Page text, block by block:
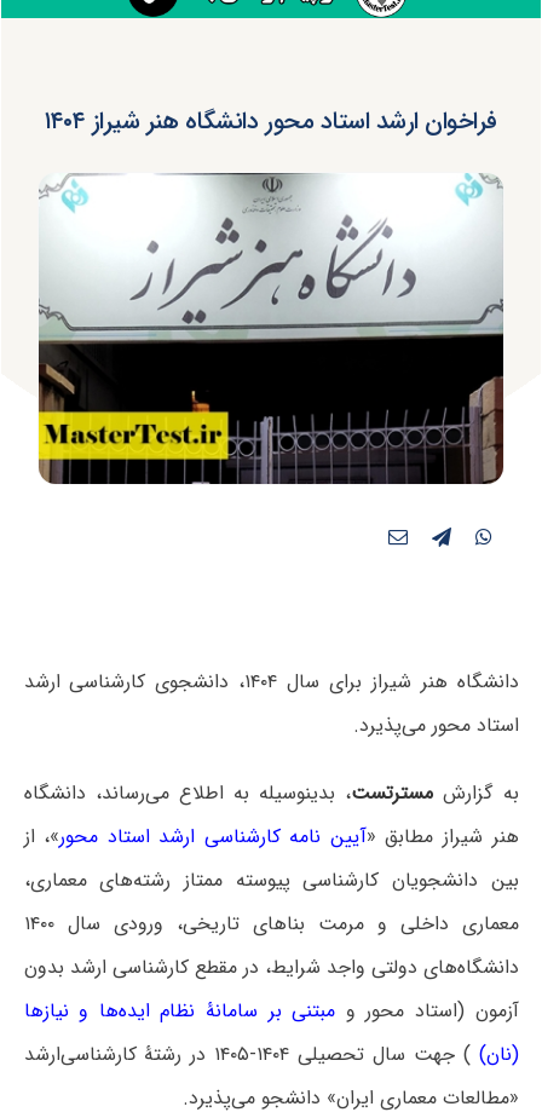
فراخوان ارشد استاد محور دانشگاه هنر شیراز ۱۴۰۴
دانشگاه هنر شیراز برای سال ۱۴۰۴، دانشجوی کارشناسی ارشد
استاد محور می‌پذیرد.
به گزارش مسترتست، بدینوسیله به اطلاع می‌رساند، دانشگاه
هنر شیراز مطابق «آیین نامه کارشناسی ارشد استاد محور»، از
بین دانشجویان کارشناسی پیوسته ممتاز رشته‌های معماری،
معماری داخلی و مرمت بناهای تاریخی، ورودی سال ۱۴۰۰
دانشگاه‌های دولتی واجد شرایط، در مقطع کارشناسی ارشد بدون
آزمون (استاد محور و مبتنی بر سامانۀ نظام ایده‌ها و نیازها
(نان)
) جهت سال تحصیلی ۱۴۰۴-۱۴۰۵ در رشتۀ کارشناسی‌ارشد
«مطالعات معماری ایران» دانشجو می‌پذیرد.